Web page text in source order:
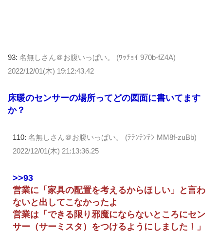
93: 名無しさん＠お腹いっぱい。 (ﾜｯﾁｮｲ 970b-fZ4A)
2022/12/01(木) 19:12:43.42
床暖のセンサーの場所ってどの図面に書いてます
か？
110: 名無しさん＠お腹いっぱい。 (ﾃﾃﾝﾃﾝﾃﾝ MM8f-zuBb)
2022/12/01(木) 21:13:36.25
>>93
営業に「家具の配置を考えるからほしい」と言わ
ないと出してこなかったよ
営業は「できる限り邪魔にならないところにセン
サー（サーミスタ）をつけるようにしました！」